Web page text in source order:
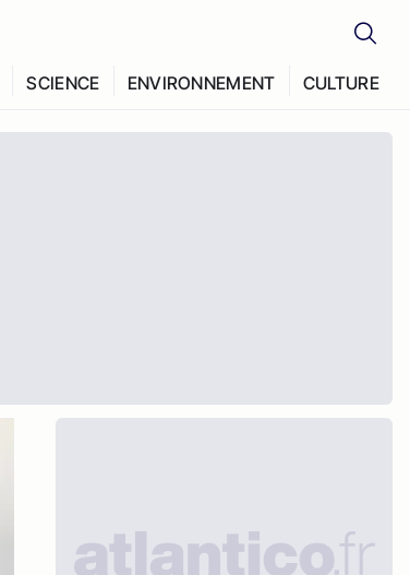
SCIENCE ENVIRONNEMENT CULTURE